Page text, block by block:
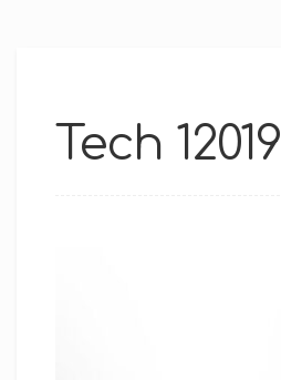
Tech 12019